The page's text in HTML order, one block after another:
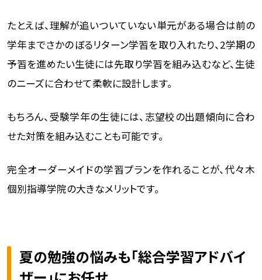
たとえば、理解が追いついていない単元がある場合は前の
学年までさかのぼるリターン学習を取り入れたり、2学期の
予習を進めたい生徒には先取り学習を組み込むなど、生徒
のニーズに合わせて柔軟に設計します。
もちろん、受験学年の生徒には、志望校の出題傾向に合わ
せた対策を組み込むことも可能です。
完全オーダーメイドの学習プランを作れることが、代々木
個別指導学院の大きなメリットです。
夏の勉強の悩みも「総合学習アドバイ